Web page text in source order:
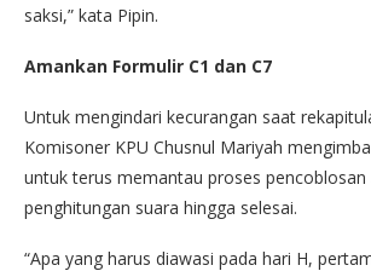
saksi,” kata Pipin.
Amankan Formulir C1 dan C7
Untuk mengindari kecurangan saat
Komisoner KPU Chusnul Mariyah
untuk terus memantau proses pencoblosan
penghitungan suara hingga selesai.
“Apa yang harus diawasi pada hari H,